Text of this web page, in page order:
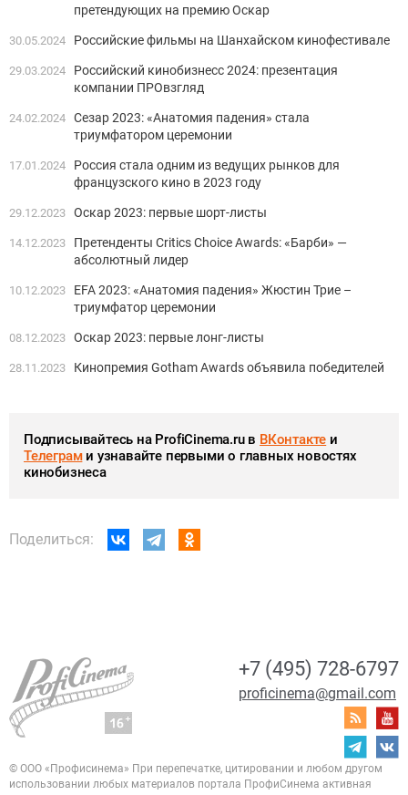
претендующих на премию Оскар
30.05.2024 Российские фильмы на Шанхайском кинофестивале
29.03.2024
Российский кинобизнесс 2024: презентация
компании ПРОвзгляд
24.02.2024 Сезар 2023: «Анатомия падения» стала
триумфатором церемонии
17.01.2024
Россия стала одним из ведущих рынков для
французского кино в 2023 году
29.12.2023 Оскар 2023: первые шорт-листы
14.12.2023
Претенденты Critics Choice Awards: «Барби» —
абсолютный лидер
10.12.2023
EFA 2023: «Анатомия падения» Жюстин Трие –
триумфатор церемонии
08.12.2023 Оскар 2023: первые лонг-листы
28.11.2023 Кинопремия Gotham Awards объявила победителей
Подписывайтесь на ProfiCinema.ru в ВКонтакте и
Телеграми узнавайте первыми о главных новостях
кинобизнеса
Поделиться:
+7 (495) 728-6797
proficinema@gmail.com
© ООО «Профисинема» При перепечатке, цитировании и любом другом
использовании любых материалов портала ПрофиСинема активная